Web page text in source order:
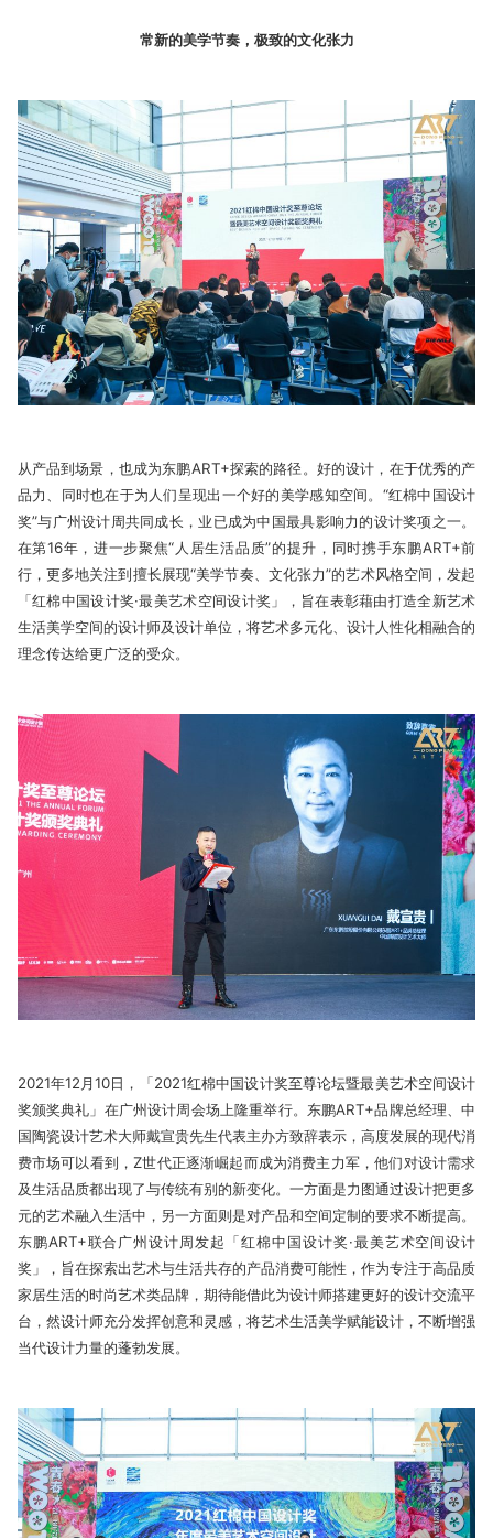
常新的美学节奏，极致的文化张力
从产品到场景，也成为东鹏ART+探索的路径。好的设计，在于优秀的产
品力、同时也在于为人们呈现出一个好的美学感知空间。“红棉中国设计
奖”与广州设计周共同成长，业已成为中国最具影响力的设计奖项之一。
在第16年，进一步聚焦“人居生活品质”的提升，同时携手东鹏ART+前
行，更多地关注到擅长展现“美学节奏、文化张力”的艺术风格空间，发起
「红棉中国设计奖·最美艺术空间设计奖」，旨在表彰藉由打造全新艺术
生活美学空间的设计师及设计单位，将艺术多元化、设计人性化相融合的
理念传达给更广泛的受众。
2021年12月10日，「2021红棉中国设计奖至尊论坛暨最美艺术空间设计
奖颁奖典礼」在广州设计周会场上隆重举行。东鹏ART+品牌总经理、中
国陶瓷设计艺术大师戴宣贵先生代表主办方致辞表示，高度发展的现代消
费市场可以看到，Z世代正逐渐崛起而成为消费主力军，他们对设计需求
及生活品质都出现了与传统有别的新变化。一方面是力图通过设计把更多
元的艺术融入生活中，另一方面则是对产品和空间定制的要求不断提高。
东鹏ART+联合广州设计周发起「红棉中国设计奖·最美艺术空间设计
奖」，旨在探索出艺术与生活共存的产品消费可能性，作为专注于高品质
家居生活的时尚艺术类品牌，期待能借此为设计师搭建更好的设计交流平
台，然设计师充分发挥创意和灵感，将艺术生活美学赋能设计，不断增强
当代设计力量的蓬勃发展。